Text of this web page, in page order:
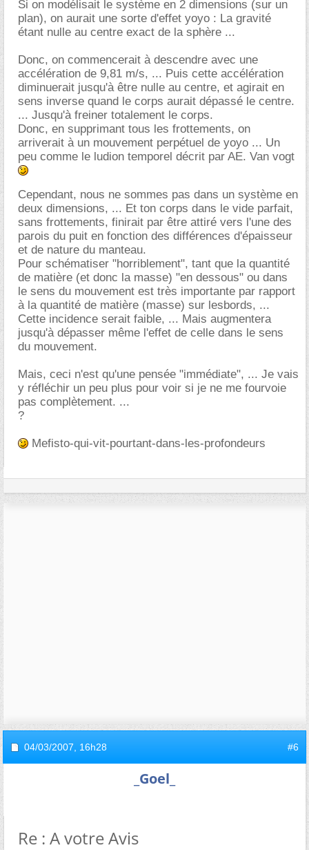
Si on modélisait le système en 2 dimensions (sur un
plan), on aurait une sorte d'effet yoyo : La gravité
étant nulle au centre exact de la sphère ...
Donc, on commencerait à descendre avec une
accélération de 9,81 m/s, ... Puis cette accélération
diminuerait jusqu'à être nulle au centre, et agirait en
sens inverse quand le corps aurait dépassé le centre.
... Jusqu'à freiner totalement le corps.
Donc, en supprimant tous les frottements, on
arriverait à un mouvement perpétuel de yoyo ... Un
peu comme le ludion temporel décrit par AE. Van vogt
Cependant, nous ne sommes pas dans un système en
deux dimensions, ... Et ton corps dans le vide parfait,
sans frottements, finirait par être attiré vers l'une des
parois du puit en fonction des différences d'épaisseur
et de nature du manteau.
Pour schématiser "horriblement", tant que la quantité
de matière (et donc la masse) "en dessous" ou dans
le sens du mouvement est très importante par rapport
à la quantité de matière (masse) sur lesbords, ...
Cette incidence serait faible, ... Mais augmentera
jusqu'à dépasser même l'effet de celle dans le sens
du mouvement.
Mais, ceci n'est qu'une pensée "immédiate", ... Je vais
y réfléchir un peu plus pour voir si je ne me fourvoie
pas complètement. ...
?
Mefisto-qui-vit-pourtant-dans-les-profondeurs
04/03/2007, 16h28 #6
_Goel_
Re : A votre Avis